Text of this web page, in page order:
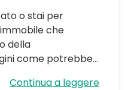
o stai per
che
della
come potrebbe...
Continua a leggere